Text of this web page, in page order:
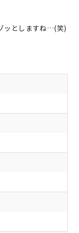
ッとしますね…(笑)